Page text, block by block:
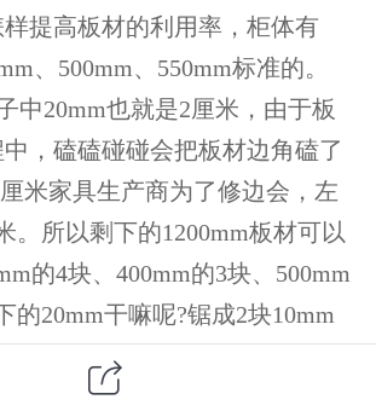
提高板材的利用率，柜体有
、500mm、550mm标准的。
中20mm也就是2厘米，由于板
，磕磕碰碰会把板材边角磕了
米家具生产商为了修边会，左
。所以剩下的1200mm板材可以
的4块、400mm的3块、500mm
的20mm干嘛呢?锯成2块10mm
板或踢脚线、550mm的2块，那
是作为移门轨道垫板或踢脚